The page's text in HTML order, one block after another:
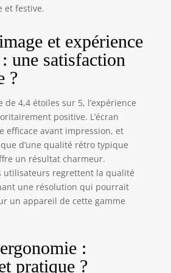
et festive.
et expérience
une satisfaction
?
de 4,4 étoiles sur 5, l’expérience
positive. L’écran
efficace avant impression, et
d’une qualité rétro typique
un résultat charmeur.
utilisateurs regrettent la qualité
une résolution qui pourrait
un appareil de cette gamme
:
pratique ?